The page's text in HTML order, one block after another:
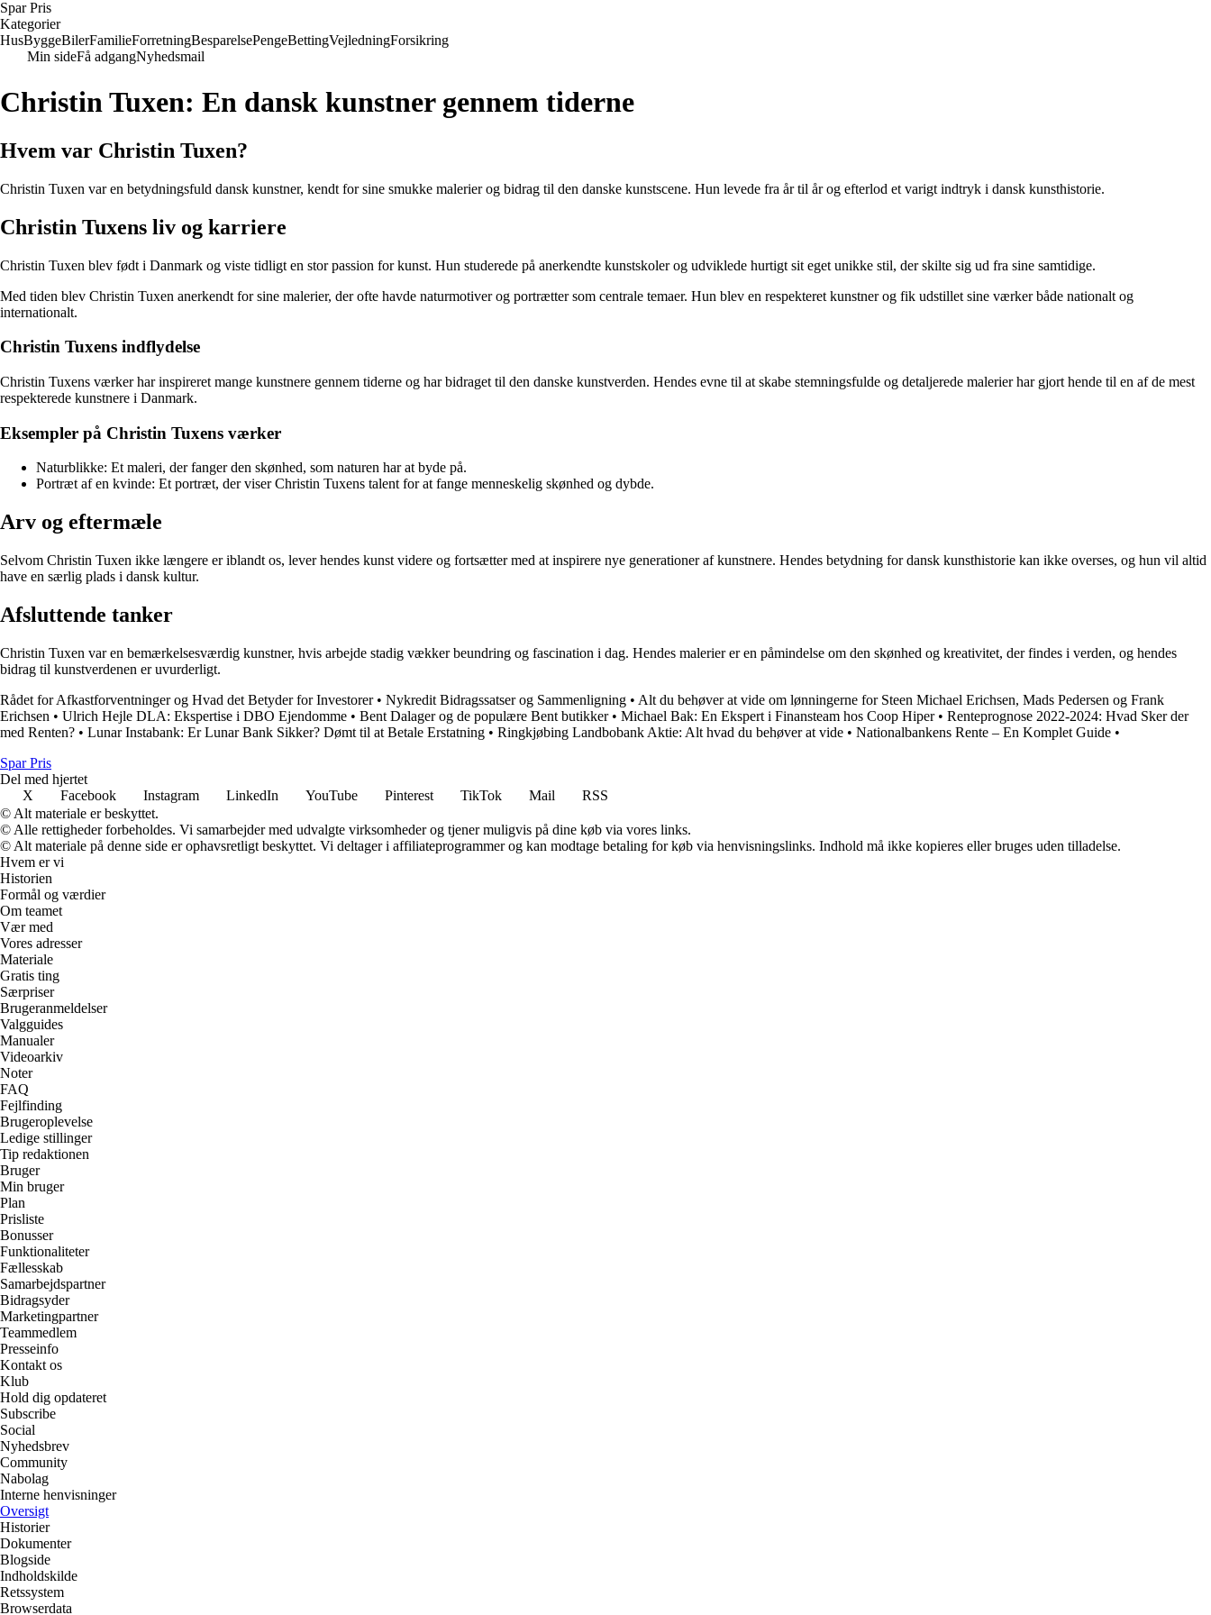
Spar Pris
Kategorier
HusByggeBilerFamilieForretningBesparelsePengeBettingVejledningForsikring
Min sideFå adgangNyhedsmail
Christin Tuxen: En dansk kunstner gennem tiderne
Hvem var Christin Tuxen?
Christin Tuxen var en betydningsfuld dansk kunstner, kendt for sine smukke malerier og bidrag til den danske kunstscene. Hun levede fra år til år og efterlod et varigt indtryk i dansk kunsthistorie.
Christin Tuxens liv og karriere
Christin Tuxen blev født i Danmark og viste tidligt en stor passion for kunst. Hun studerede på anerkendte kunstskoler og udviklede hurtigt sit eget unikke stil, der skilte sig ud fra sine samtidige.
Med tiden blev Christin Tuxen anerkendt for sine malerier, der ofte havde naturmotiver og portrætter som centrale temaer. Hun blev en respekteret kunstner og fik udstillet sine værker både nationalt og
internationalt.
Christin Tuxens indflydelse
Christin Tuxens værker har inspireret mange kunstnere gennem tiderne og har bidraget til den danske kunstverden. Hendes evne til at skabe stemningsfulde og detaljerede malerier har gjort hende til en af de mest
respekterede kunstnere i Danmark.
Eksempler på Christin Tuxens værker
Naturblikke: Et maleri, der fanger den skønhed, som naturen har at byde på.
Portræt af en kvinde: Et portræt, der viser Christin Tuxens talent for at fange menneskelig skønhed og dybde.
Arv og eftermæle
Selvom Christin Tuxen ikke længere er iblandt os, lever hendes kunst videre og fortsætter med at inspirere nye generationer af kunstnere. Hendes betydning for dansk kunsthistorie kan ikke overses, og hun vil altid
have en særlig plads i dansk kultur.
Afsluttende tanker
Christin Tuxen var en bemærkelsesværdig kunstner, hvis arbejde stadig vækker beundring og fascination i dag. Hendes malerier er en påmindelse om den skønhed og kreativitet, der findes i verden, og hendes
bidrag til kunstverdenen er uvurderligt.
Rådet for Afkastforventninger og Hvad det Betyder for Investorer• Nykredit Bidragssatser og Sammenligning • Alt du behøver at vide om lønningerne for Steen Michael Erichsen, Mads Pedersen og Frank
Erichsen • Ulrich Hejle DLA: Ekspertise i DBO Ejendomme • Bent Dalager og de populære Bent butikker• Michael Bak: En Ekspert i Finansteam hos Coop Hiper• Renteprognose 2022-2024: Hvad Sker der
med Renten? • Lunar Instabank: Er Lunar Bank Sikker? Dømt til at Betale Erstatning • Ringkjøbing Landbobank Aktie: Alt hvad du behøver at vide • Nationalbankens Rente – En Komplet Guide •
Spar Pris
Del med hjertet
X
Facebook Instagram LinkedIn YouTube Pinterest TikTok Mail
RSS
© Alt materiale er beskyttet.
© Alle rettigheder forbeholdes. Vi samarbejder med udvalgte virksomheder og tjener muligvis på dine køb via vores links.
© Alt materiale på denne side er ophavsretligt beskyttet. Vi deltager i affiliateprogrammer og kan modtage betaling for køb via henvisningslinks. Indhold må ikke kopieres eller bruges uden tilladelse.
Hvem er vi
Historien
Formål og værdier
Om teamet
Vær med
Vores adresser
Materiale
Gratis ting
Særpriser
Brugeranmeldelser
Valgguides
Manualer
Videoarkiv
Noter
FAQ
Fejlfinding
Brugeroplevelse
Ledige stillinger
Tip redaktionen
Bruger
Min bruger
Plan
Prisliste
Bonusser
Funktionaliteter
Fællesskab
Samarbejdspartner
Bidragsyder
Marketingpartner
Teammedlem
Presseinfo
Kontakt os
Klub
Hold dig opdateret
Subscribe
Social
Nyhedsbrev
Community
Nabolag
Interne henvisninger
Oversigt
Historier
Dokumenter
Blogside
Indholdskilde
Retssystem
Browserdata